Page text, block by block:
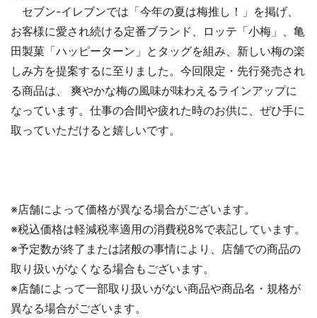
セブン-イレブンでは「今年の夏は梅推し！」を掲げ、
お客様に愛され続ける定番ブランド、ロッテ「小梅」、亀
田製菓「ハッピーターン」とタッグを組み、新しい梅の楽
しみ方を提案するに至りました。今回限定・先行発売され
る商品は、 爽やかな梅の風味が味わえるラインアップに
なっています。仕事の合間や疲れた時のお供に、ぜひ手に
取っていただけると嬉しいです。
※店舗によって価格が異なる場合がございます。
※税込価格は軽減税率適用の消費税8%で表記しています。
※予定数が終了または諸般の事情により、店舗での商品の
取り扱いがなくなる場合もございます。
※店舗によって一部取り扱いがない商品や商品名・規格が
異なる場合がございます。